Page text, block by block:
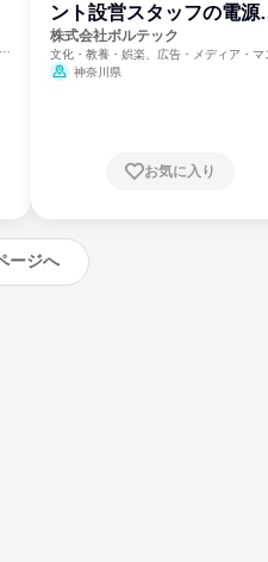
ント設営スタッフの電源
門
株式会社ボルテック
文化・教養・娯楽、広告・メディア・マ
ミ、電力・ガス・水道・エネルギー
神奈川県
お気に入り
ージへ